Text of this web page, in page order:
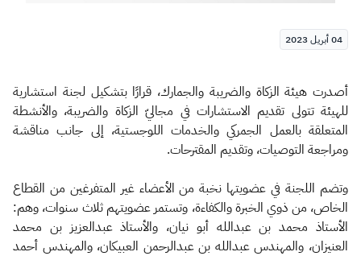
04 أبريل 2023
أصدرت هيئة الزكاة والضريبة والجمارك، قرارًا بتشكيل لجنة استشارية
للهيئة تتولى تقديم الاستشارات في مجاليّ الزكاة والضريبة، والأنشطة
المتعلقة بالعمل الجمركي والخدمات اللوجستية، إلى جانب مناقشة
ومراجعة التوصيات، وتقديم المقترحات.
وتضم اللجنة في عضويتها نخبة من الأعضاء غير المتفرغين من القطاع
الخاص، من ذوي الخبرة والكفاءة، وتستمر عضويتهم ثلاث سنوات، وهم:
الأستاذ محمد بن عبدالله أبو نيان، والأستاذ عبدالعزيز بن محمد
العنيزان، والمهندس عبدالله بن عبدالرحمن العبيكان، والمهندس أحمد